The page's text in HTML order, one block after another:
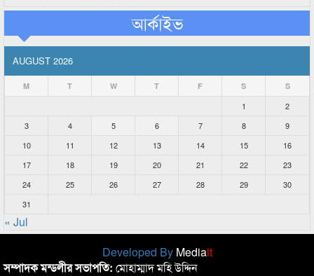
আর্কাইভ
AUGUST 2026
M T W T F S S
1
2
3
4 5 6 7 8
9
10
11 12 13 14 15
16
17
18 19 20 21 22
23
24
25 26 27 28 29
30
31
« Jul
Developed By Mediait
সম্পাদক মন্ডলীর সভাপতি: মোহাম্মাদ মহি উদ্দিন